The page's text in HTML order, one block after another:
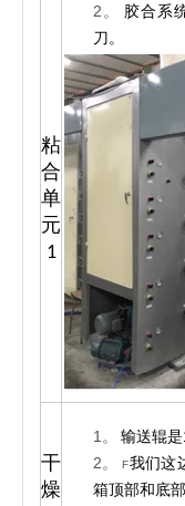
粘
合
单
元
1
2。
胶合系
刀。
干
燥
1。
输送辊
2。
F我们这
箱顶部和底